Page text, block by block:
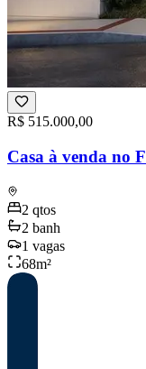
R$ 515.000,00
Casa à venda no
2 qtos
2 banh
1 vagas
68m²